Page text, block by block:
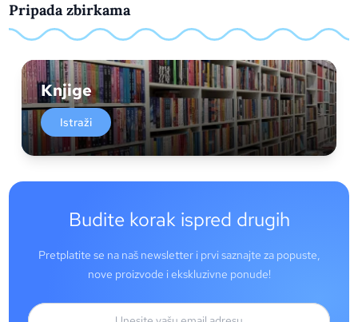
Pripada zbirkama
Knjige
Istraži
Budite korak ispred drugih
Pretplatite se na naš newsletter i prvi saznajte za popuste,
nove proizvode i ekskluzivne ponude!